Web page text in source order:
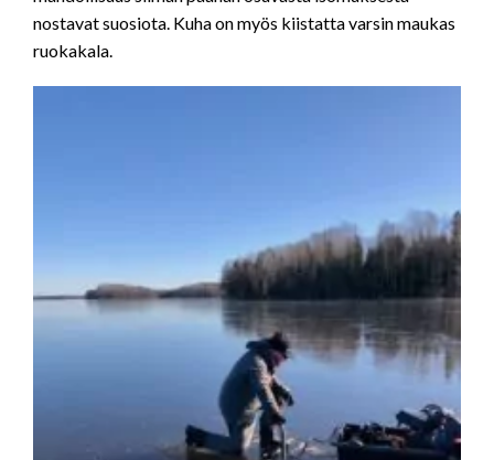
nostavat suosiota. Kuha on myös kiistatta varsin maukas
ruokakala.